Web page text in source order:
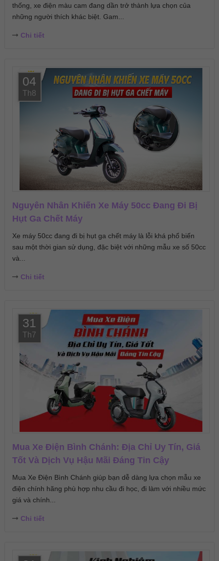
thống, xe điện màu cam đang dần trở thành lựa chọn của
những người thích khác biệt. Gam...
Chi tiết
04
Th8
Nguyên Nhân Khiến Xe Máy 50cc Đang Đi Bị
Hụt Ga Chết Máy
Xe máy 50cc đang đi bị hụt ga chết máy là lỗi khá phổ biến
sau một thời gian sử dụng, đặc biệt với những mẫu xe số 50cc
và...
Chi tiết
31
Th7
Mua Xe Điện Bình Chánh: Địa Chỉ Uy Tín, Giá
Tốt Và Dịch Vụ Hậu Mãi Đáng Tin Cậy
Mua Xe Điện Bình Chánh giúp bạn dễ dàng lựa chọn mẫu xe
điện chính hãng phù hợp nhu cầu đi học, đi làm với nhiều mức
giá và chính...
Chi tiết